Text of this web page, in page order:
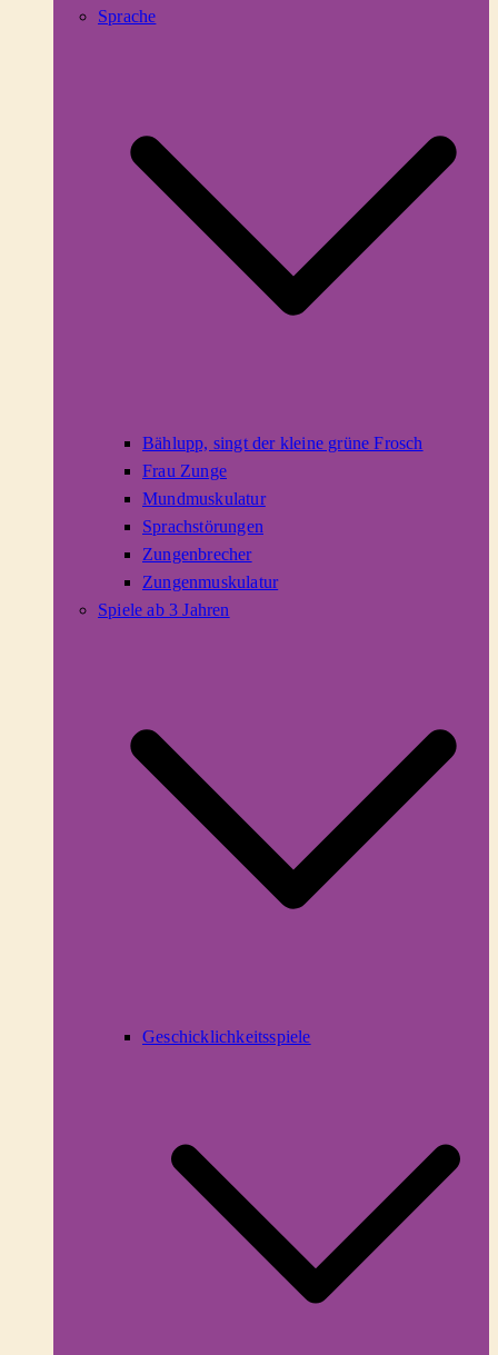
Sprache
Bählupp, singt der kleine grüne Frosch
Frau Zunge
Mundmuskulatur
Sprachstörungen
Zungenbrecher
Zungenmuskulatur
Spiele ab 3 Jahren
Geschicklichkeitsspiele